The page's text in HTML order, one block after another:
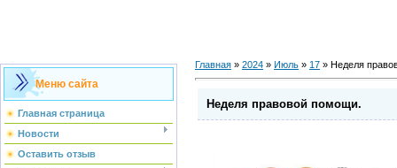
Меню сайта
Главная страница
Новости
Оставить отзыв
Главная » 2024 » Июль » 17 » Неделя
Неделя правовой помощи.